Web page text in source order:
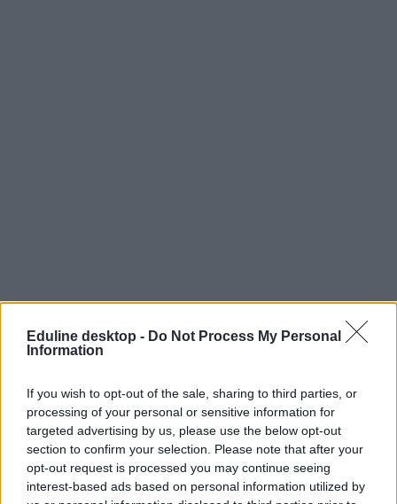
Eduline desktop - Do Not Process My Personal
Information
If you wish to opt-out of the sale, sharing to third parties, or
processing of your personal or sensitive information for
targeted advertising by us, please use the below opt-out
section to confirm your selection. Please note that after your
opt-out request is processed you may continue seeing
interest-based ads based on personal information utilized by